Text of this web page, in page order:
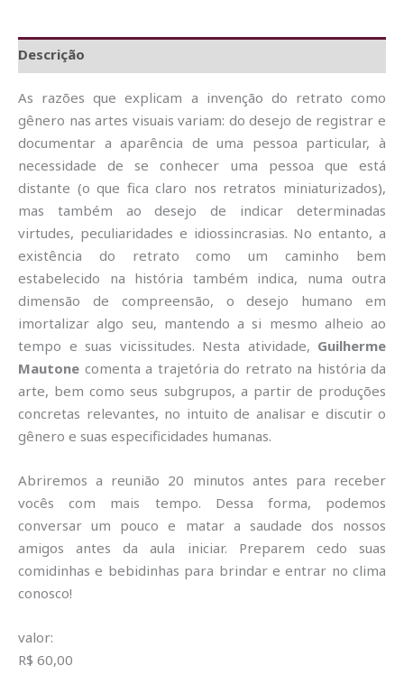
Descrição
As razões que explicam a invenção do retrato como
gênero nas artes visuais variam: do desejo de registrar e
documentar a aparência de uma pessoa particular, à
necessidade de se conhecer uma pessoa que está
distante (o que fica claro nos retratos miniaturizados),
mas também ao desejo de indicar determinadas
virtudes, peculiaridades e idiossincrasias. No entanto, a
existência do retrato como um caminho bem
estabelecido na história também indica, numa outra
dimensão de compreensão, o desejo humano em
imortalizar algo seu, mantendo a si mesmo alheio ao
tempo e suas vicissitudes. Nesta atividade, Guilherme
Mautone comenta a trajetória do retrato na história da
arte, bem como seus subgrupos, a partir de produções
concretas relevantes, no intuito de analisar e discutir o
gênero e suas especificidades humanas.
Abriremos a reunião 20 minutos antes para receber
vocês com mais tempo. Dessa forma, podemos
conversar um pouco e matar a saudade dos nossos
amigos antes da aula iniciar. Preparem cedo suas
comidinhas e bebidinhas para brindar e entrar no clima
conosco!
valor:
R$ 60,00